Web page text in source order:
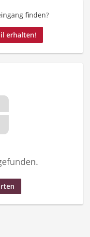
finden?
erhalten!